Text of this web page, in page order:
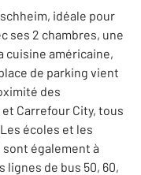
idéale pour
ses 2 chambres, une
cuisine américaine,
de parking vient
des
Carrefour City, tous
écoles et les
sont également à
lignes de bus 50, 60,